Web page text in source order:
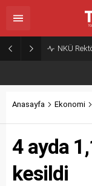
NKÜ
Anasayfa Ekonomi
4 ayda
kesildi